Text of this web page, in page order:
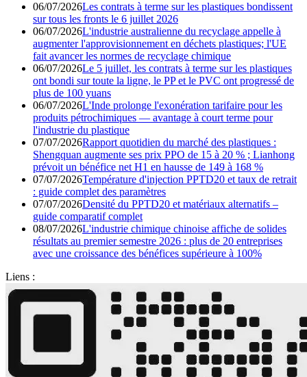
06/07/2026Les contrats à terme sur les plastiques bondissent
sur tous les fronts le 6 juillet 2026
06/07/2026L'industrie australienne du recyclage appelle à
augmenter l'approvisionnement en déchets plastiques; l'UE
fait avancer les normes de recyclage chimique
06/07/2026Le 5 juillet, les contrats à terme sur les plastiques
ont bondi sur toute la ligne, le PP et le PVC ont progressé de
plus de 100 yuans
06/07/2026L'Inde prolonge l'exonération tarifaire pour les
produits pétrochimiques — avantage à court terme pour
l'industrie du plastique
07/07/2026Rapport quotidien du marché des plastiques :
Shengquan augmente ses prix PPO de 15 à 20 % ; Lianhong
prévoit un bénéfice net H1 en hausse de 149 à 168 %
07/07/2026Température d'injection PPTD20 et taux de retrait
: guide complet des paramètres
07/07/2026Densité du PPTD20 et matériaux alternatifs –
guide comparatif complet
08/07/2026L'industrie chimique chinoise affiche de solides
résultats au premier semestre 2026 : plus de 20 entreprises
avec une croissance des bénéfices supérieure à 100%
Liens :